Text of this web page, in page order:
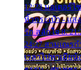
12:23 มอเตอร์
หิ้วกระเป๋า - แส
รัก สลักใจ 8.
24:27 สามเณรก
เวลาไปหาเมียน้